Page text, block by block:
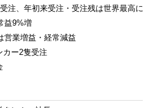
注、年初来受注・受注残は世界最高に
益9%増
営業増益・経常減益
カー2隻受注